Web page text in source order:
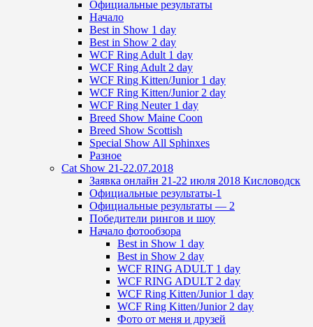
Официальные результаты
Начало
Best in Show 1 day
Best in Show 2 day
WCF Ring Adult 1 day
WCF Ring Adult 2 day
WCF Ring Kitten/Junior 1 day
WCF Ring Kitten/Junior 2 day
WCF Ring Neuter 1 day
Breed Show Maine Coon
Breed Show Scottish
Special Show All Sphinxes
Разное
Cat Show 21-22.07.2018
Заявка онлайн 21-22 июля 2018 Кисловодск
Официальные результаты-1
Официальные результаты — 2
Победители рингов и шоу
Начало фотообзора
Best in Show 1 day
Best in Show 2 day
WCF RING ADULT 1 day
WCF RING ADULT 2 day
WCF Ring Kitten/Junior 1 day
WCF Ring Kitten/Junior 2 day
Фото от меня и друзей